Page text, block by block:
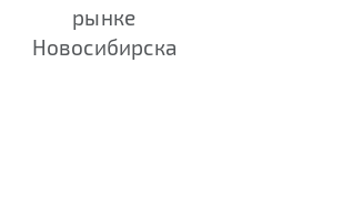
рынке
Новосибирска